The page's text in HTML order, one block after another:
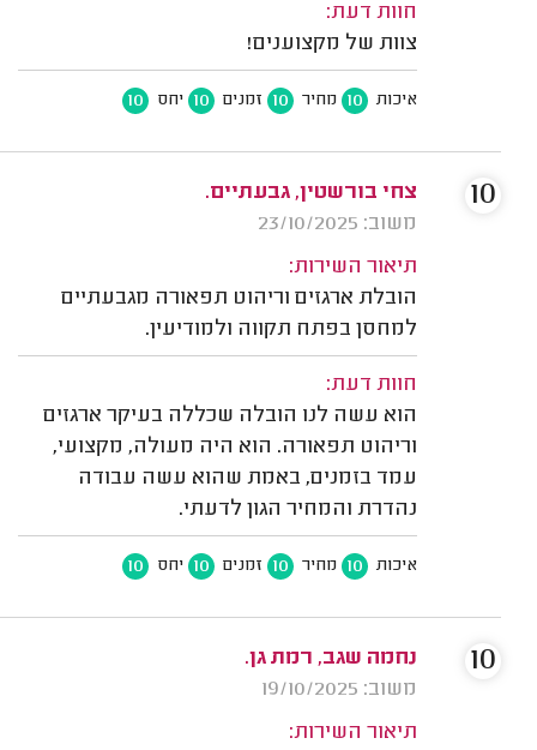
חוות דעת:
צוות של מקצוענים!
איכות 10 מחיר 10 זמנים 10 יחס 10
צחי בורשטין, גבעתיים.
משוב: 23/10/2025
תיאור השירות:
הובלת ארגזים וריהוט תפאורה מגבעתיים
למחסן בפתח תקווה ולמודיעין.
חוות דעת:
הוא עשה לנו הובלה שכללה בעיקר ארגזים
וריהוט תפאורה. הוא היה מעולה, מקצועי,
עמד בזמנים, באמת שהוא עשה עבודה
נהדרת והמחיר הגון לדעתי.
איכות 10 מחיר 10 זמנים 10 יחס 10
10
נחמה שגב, רמת גן.
משוב: 19/10/2025
תיאור השירות:
10